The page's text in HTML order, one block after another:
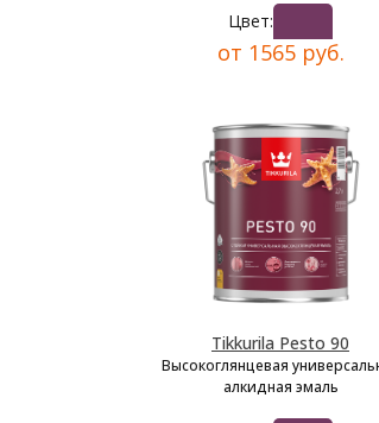
Цвет:
от 1565 руб.
Tikkurila Pesto 90
Высокоглянцевая
алкидная эмаль